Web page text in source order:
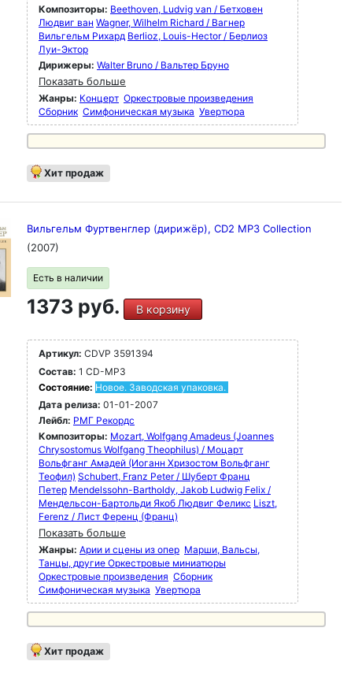
Композиторы: Beethoven, Ludvig van / Бетховен
Людвиг ван Wagner, Wilhelm Richard / Вагнер
Вильгельм Рихард Berlioz, Louis-Hector / Берлиоз
Луи-Эктор
Дирижеры: Walter Bruno / Вальтер Бруно
Показать больше
Жанры: Концерт Оркестровые произведения
Сборник Симфоническая музыка Увертюра
Хит продаж
Вильгельм Фуртвенглер (дирижёр), CD2 MP3 Collection
(2007)
Есть в наличии
1373 руб. В корзину
Артикул: CDVP 3591394
Состав: 1 CD-MP3
Состояние: Новое. Заводская упаковка.
Дата релиза: 01-01-2007
Лейбл: РМГ Рекордс
Композиторы: Mozart, Wolfgang Amadeus (Joannes
Chrysostomus Wolfgang Theophilus) / Моцарт
Вольфганг Амадей (Иоганн Хризостом Вольфганг
Теофил) Schubert, Franz Peter / Шуберт Франц
Петер Mendelssohn-Bartholdy, Jakob Ludwig Felix /
Мендельсон-Бартольди Якоб Людвиг Феликс Liszt,
Ferenz / Лист Ференц (Франц)
Показать больше
Жанры: Арии и сцены из опер Марши, Вальсы,
Танцы, другие Оркестровые миниатюры
Оркестровые произведения Сборник
Симфоническая музыка Увертюра
Хит продаж